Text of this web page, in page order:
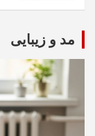
مد و زیبایی